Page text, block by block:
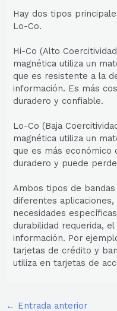
Hay dos tipos
Lo-Co.
Hi-Co (Alto
magnética utiliza un
que es resistente a la
información. Es más
duradero y confiable.
Lo-Co (Baja
magnética utiliza un
que es más económico
duradero y puede
Ambos tipos de
diferentes
necesidades
durabilidad requerida,
información. Por
tarjetas de crédito y
utiliza en tarjetas de
← Entrada anterior